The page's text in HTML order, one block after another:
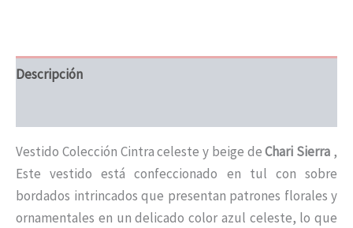
Descripción
Vestido Colección Cintra celeste y beige deChari Sierra ,
Este vestido está confeccionado en tul con sobre
bordados intrincados que presentan patrones florales y
ornamentales en un delicado color azul celeste, lo que